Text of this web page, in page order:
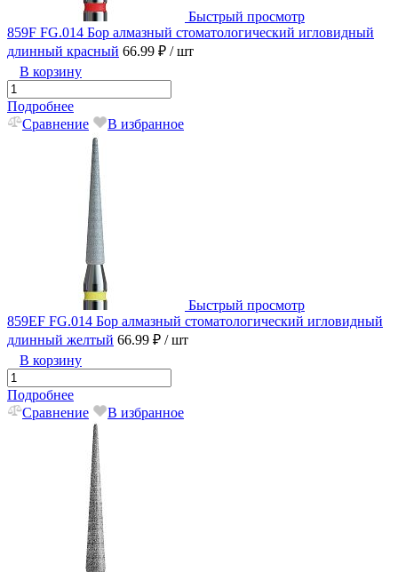
Быстрый просмотр
859F FG.014 Бор алмазный стоматологический игловидный
длинный красный 66.99 ₽ / шт
В корзину
Подробнее
Сравнение
В избранное
Быстрый просмотр
859EF FG.014 Бор алмазный стоматологический игловидный
длинный желтый 66.99 ₽ / шт
В корзину
Подробнее
Сравнение
В избранное